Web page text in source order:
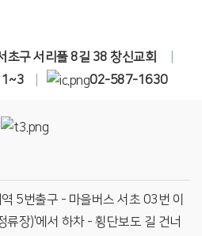
초구 서리풀 8길 38 창신교회
02-587-1630
5번출구 - 마을버스 서초 03번 이
류장)'에서 하차 - 횡단보도 길 건너